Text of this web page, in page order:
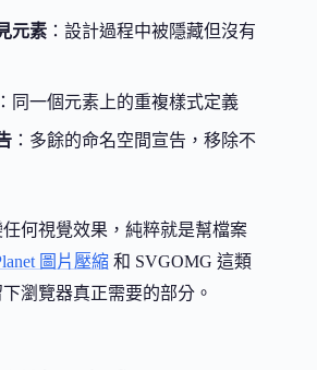
元素 ：設計過程中被隱藏但沒有
：同一個元素上的重複樣式定義
：多餘的命名空間宣告，移除不
何視覺效果，純粹就是幫檔案
圖片壓縮 和 SVGOMG 這類
瀏覽器真正需要的部分。